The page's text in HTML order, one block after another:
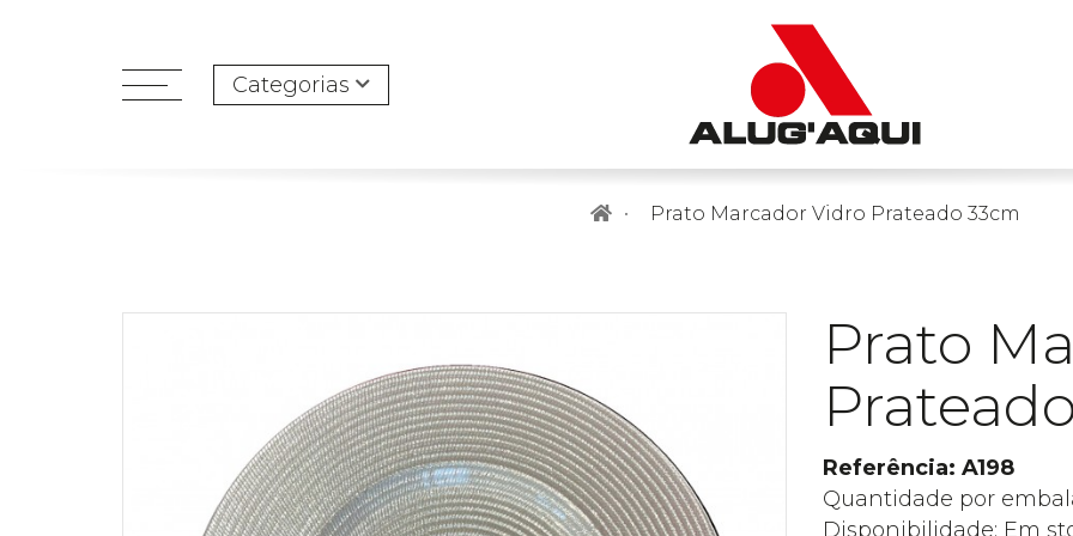
Categorias
Prato Marcador Vidro Prateado 33cm
Prato
Referência: A198
Quantidade por
Disponibilidade: Em